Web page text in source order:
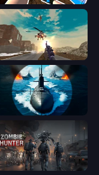
Grandfather Road Chase: Shooter
Ships Battlefield 3D
Zombie Hunter